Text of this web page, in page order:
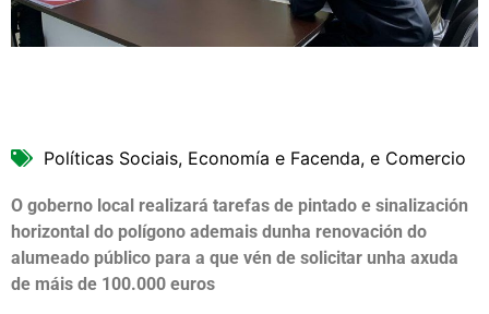
Políticas Sociais, Economía e Facenda, e Comercio
O goberno local realizará tarefas de pintado e sinalización
horizontal do polígono ademais dunha renovación do
alumeado público para a que vén de solicitar unha axuda
de máis de 100.000 euros